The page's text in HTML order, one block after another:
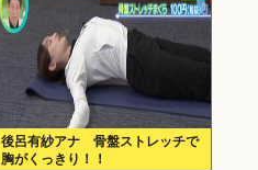
後呂有紗アナ 骨盤ストレッチで
胸がくっきり！！